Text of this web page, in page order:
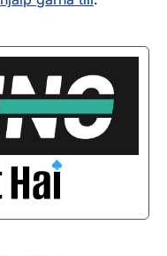
11:00 - 22:00
11:00 - 23:00
11:00 - 23:00
11:00 - 22:00